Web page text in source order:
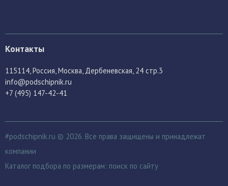
Контакты
115114 , Россия, Москва, Дербеневская, 24 стр.3
info@podschipnik.ru
+7 (495) 147-42-41
#podschipnik.ru © 2026. Все права защищены и принадлежат
компании
Каталог подбора по размерам: поиск по сайту